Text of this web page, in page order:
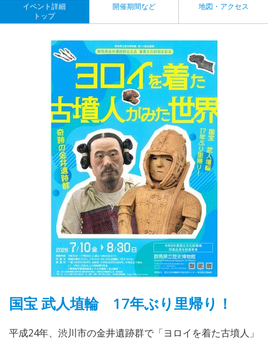
イベント詳細
トップ
開催期間など 地図・アクセス
国宝 武人埴輪 17年ぶり里帰り！
平成24年、渋川市の金井遺跡群で「ヨロイを着た古墳人」